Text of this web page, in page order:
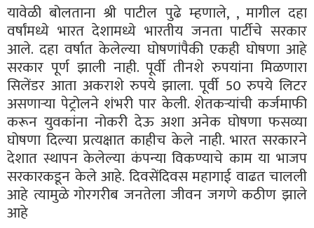
यावेळी बोलताना श्री पाटील पुढे म्हणाले, , मागील दहा
वर्षांमध्ये भारत देशामध्ये भारतीय जनता पार्टीचे सरकार
आले. दहा वर्षात केलेल्या घोषणांपैकी एकही घोषणा आहे
सरकार पूर्ण झाली नाही. पूर्वी तीनशे रुपयांना मिळणारा
सिलेंडर आता अकराशे रुपये झाला. पूर्वी 50 रुपये लिटर
असणाऱ्या पेट्रोलने शंभरी पार केली. शेतकऱ्यांची कर्जमाफी
करून युवकांना नोकरी देऊ अशा अनेक घोषणा फसव्या
घोषणा दिल्या प्रत्यक्षात काहीच केले नाही. भारत सरकारने
देशात स्थापन केलेल्या कंपन्या विकण्याचे काम या भाजप
सरकारकडून केले आहे. दिवसेंदिवस महागाई वाढत चालली
आहे त्यामुळे गोरगरीब जनतेला जीवन जगणे कठीण झाले
आहे